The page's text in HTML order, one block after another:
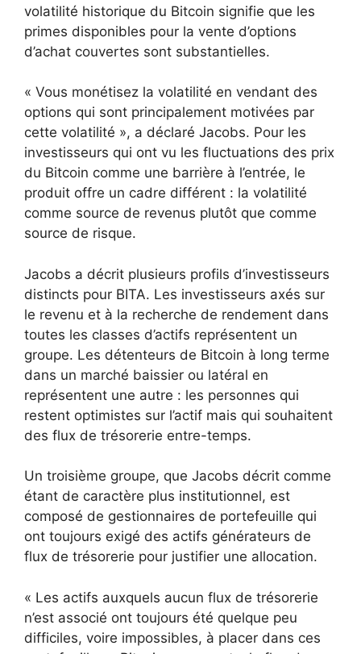
volatilité historique du Bitcoin signifie que les
primes disponibles pour la vente d’options
d’achat couvertes sont substantielles.
« Vous monétisez la volatilité en vendant des
options qui sont principalement motivées par
cette volatilité », a déclaré Jacobs. Pour les
investisseurs qui ont vu les fluctuations des prix
du Bitcoin comme une barrière à l’entrée, le
produit offre un cadre différent : la volatilité
comme source de revenus plutôt que comme
source de risque.
Jacobs a décrit plusieurs profils d’investisseurs
distincts pour BITA. Les investisseurs axés sur
le revenu et à la recherche de rendement dans
toutes les classes d’actifs représentent un
groupe. Les détenteurs de Bitcoin à long terme
dans un marché baissier ou latéral en
représentent une autre : les personnes qui
restent optimistes sur l’actif mais qui souhaitent
des flux de trésorerie entre-temps.
Un troisième groupe, que Jacobs décrit comme
étant de caractère plus institutionnel, est
composé de gestionnaires de portefeuille qui
ont toujours exigé des actifs générateurs de
flux de trésorerie pour justifier une allocation.
« Les actifs auxquels aucun flux de trésorerie
n’est associé ont toujours été quelque peu
difficiles, voire impossibles, à placer dans ces